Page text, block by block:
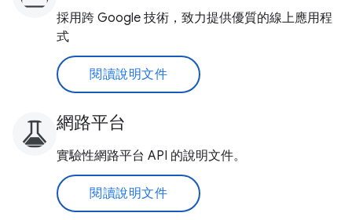
採用跨 Google 技術，致力提供優質的線上應用程
式
閱讀說明文件
網路平台
實驗性網路平台 API 的說明文件。
閱讀說明文件